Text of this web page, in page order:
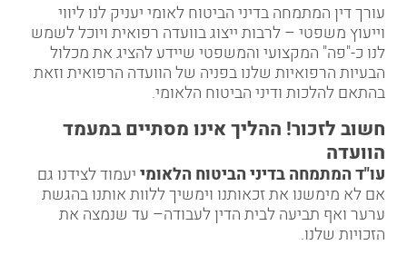
עורך דין המתמחה בדיני הביטוח לאומי יעניק לנו ליווי
וייעוץ משפטי – לרבות ייצוג בוועדה רפואית ויוכל לשמש
לנו כ-"פה" המקצועי והמשפטי שיידע להציג את מכלול
הבעיות הרפואיות שלנו בפניה של הוועדה הרפואית וזאת
בהתאם להלכות ודיני הביטוח הלאומי.
חשוב לזכור! ההליך אינו מסתיים במעמד
הוועדה
עו"ד המתמחה בדיני הביטוח הלאומייעמוד לצידנו גם
אם לא מימשנו את זכאותנו וימשיך ללוות אותנו בהגשת
ערער ואף תביעה לבית הדין לעבודה– עד שנמצה את
הזכויות שלנו.